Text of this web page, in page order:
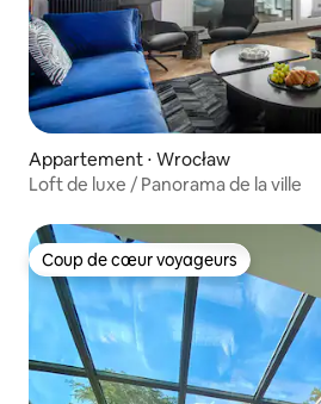
Appartement ⋅ Wrocław
Loft de luxe / Panorama de la ville
Coup de cœur voyageurs
Coup de cœur voyageurs